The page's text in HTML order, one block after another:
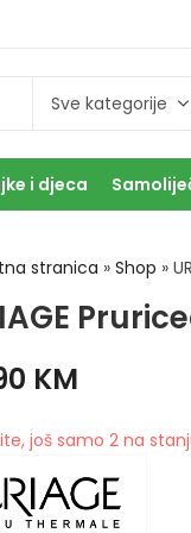
i djeca
stranica » Shop »
KM
još samo 2 na